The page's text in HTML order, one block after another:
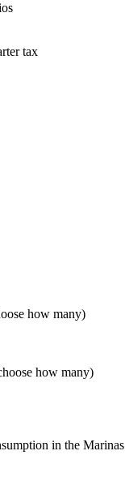
tax
how many)
how many)
in the Marinas